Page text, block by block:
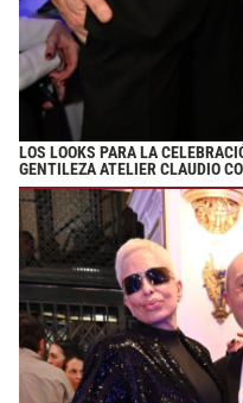
LOS LOOKS PARA LA
GENTILEZA ATELIER CLAUDIO